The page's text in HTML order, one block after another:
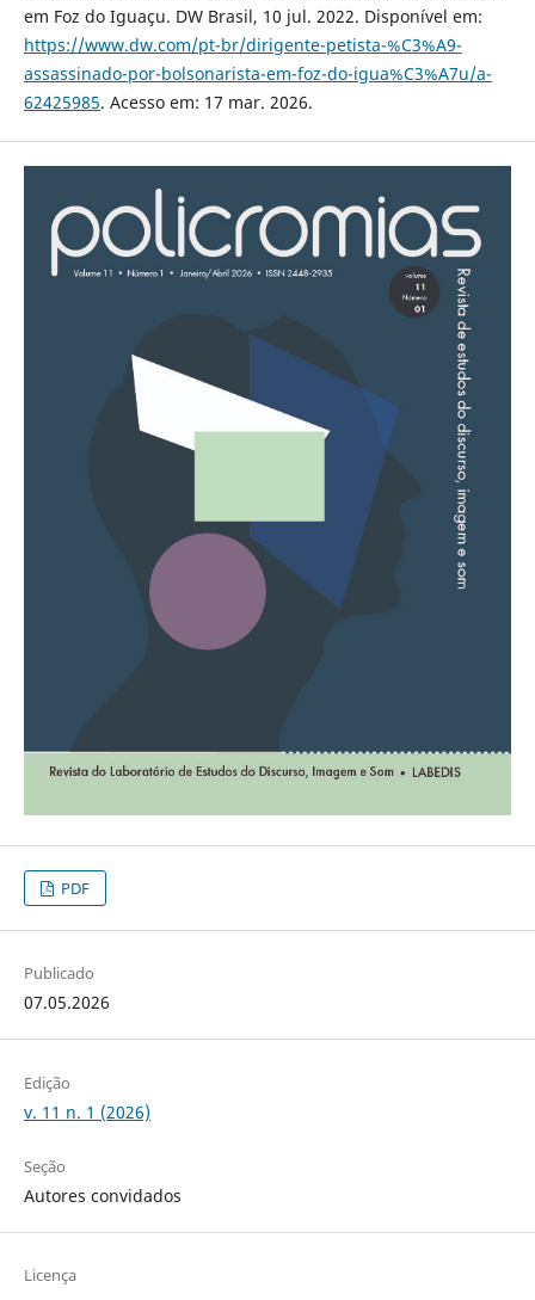
em Foz do Iguaçu. DW Brasil, 10 jul. 2022. Disponível em:
https://www.dw.com/pt-br/dirigente-petista-%C3%A9-
assassinado-por-bolsonarista-em-foz-do-igua%C3%A7u/a-
62425985. Acesso em: 17 mar. 2026.
PDF
Publicado
07.05.2026
Edição
v. 11 n. 1 (2026)
Seção
Autores convidados
Licença